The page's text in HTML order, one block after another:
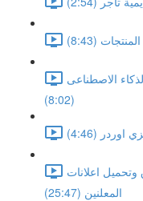
(8:43)
الاصطناعى
(8:02)
(4:46)
وتحميل اعلانات
المعلنين (25:47)